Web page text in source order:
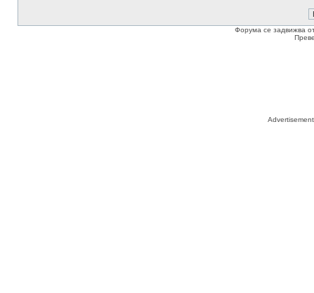
Форума се задвижва